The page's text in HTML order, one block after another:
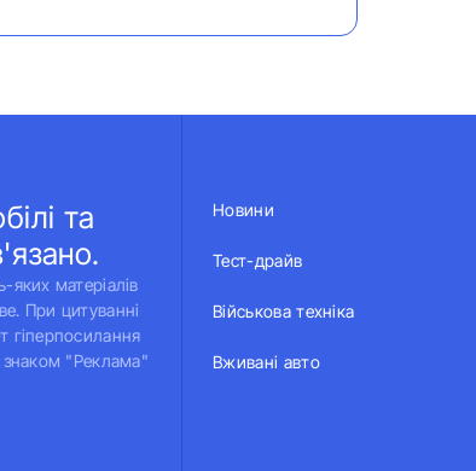
та
яких матеріалів
При цитуванні
гіперпосилання
знаком "Реклама"
Новини
Тест-драйв
Військова техніка
Вживані авто